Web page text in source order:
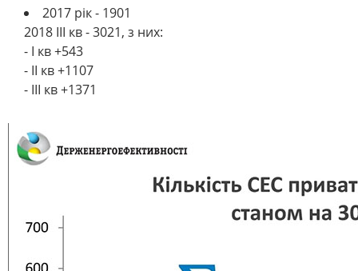
2017 рік - 1901
2018 ІІІ кв - 3021, з них:
- І кв +543
- ІІ кв +1107
- ІІІ кв +1371